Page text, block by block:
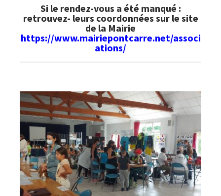
Si le rendez-vous a été manqué :
retrouvez- leurs coordonnées sur le site
de la Mairie
https://www.mairiepontcarre.net/associ
ations/